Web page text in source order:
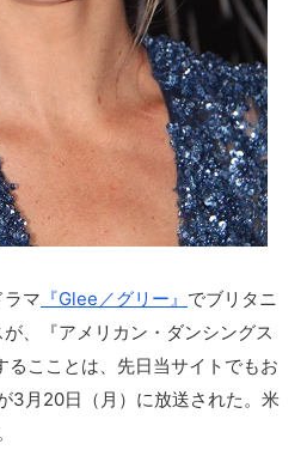
マ 『Glee／グリー』 でブリタニ
、『アメリカン・ダンシングス
るこことは、先日当サイトでもお
3月20日（月）に放送された。米